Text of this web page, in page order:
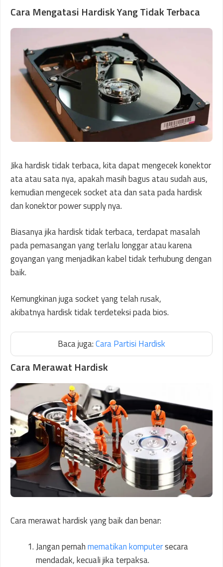
Cara Mengatasi Hardisk Yang Tidak Terbaca
Jika hardisk tidak terbaca, kita dapat mengecek konektor
ata atau sata nya, apakah masih bagus atau sudah aus,
kemudian mengecek socket ata dan sata pada hardisk
dan konektor power supply nya.
Biasanya jika hardisk tidak terbaca, terdapat masalah
pada pemasangan yang terlalu longgar atau karena
goyangan yang menjadikan kabel tidak terhubung dengan
baik.
Kemungkinan juga socket yang telah rusak,
akibatnya hardisk tidak terdeteksi pada bios.
Baca juga:Cara Partisi Hardisk
Cara Merawat Hardisk
Cara merawat hardisk yang baik dan benar:
Jangan pernahmematikan komputersecara
mendadak, kecuali jika terpaksa.